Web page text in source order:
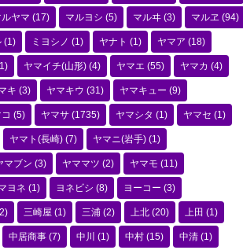
ルヤマ (17) マルヨシ (5) マルヰ (3) マルヱ (94)
(1) ミヨシノ (1) ヤナト (1) ヤマア (18)
ヤマイチ(山形) (4) ヤマエ (55) ヤマカ (4)
キ (3) ヤマキウ (31) ヤマキュー (9)
(5) ヤマサ (1735) ヤマシタ (1) ヤマセ (1)
ヤマト(長崎) (7) ヤマニ(岩手) (1)
マブン (3) ヤママツ (2) ヤマモ (11)
ヨネ (1) ヨネビシ (8) ヨーコー (3)
三崎屋 (1) 三浦 (2) 上北 (20) 上田 (1)
中居商事 (7) 中川 (1) 中村 (15) 中清 (1)